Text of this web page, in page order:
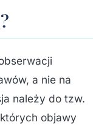
a nie na
należy do tzw.
objawy